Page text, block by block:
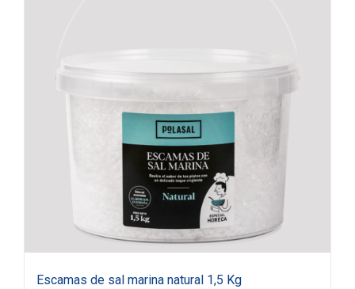
Escamas de sal marina natural 1,5 Kg